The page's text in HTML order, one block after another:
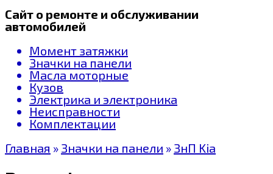
Сайт о ремонте и обслуживании
автомобилей
Момент затяжки
Значки на панели
Масла моторные
Кузов
Электрика и электроника
Неисправности
Комплектации
Главная » Значки на панели » ЗнП Kia